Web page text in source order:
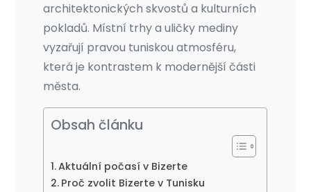
architektonických skvostů a kulturních
pokladů. Místní trhy a uličky mediny
vyzařují pravou tuniskou atmosféru,
která je kontrastem k modernější části
města.
Obsah článku
Aktuální počasí v Bizerte
Proč zvolit Bizerte v Tunisku